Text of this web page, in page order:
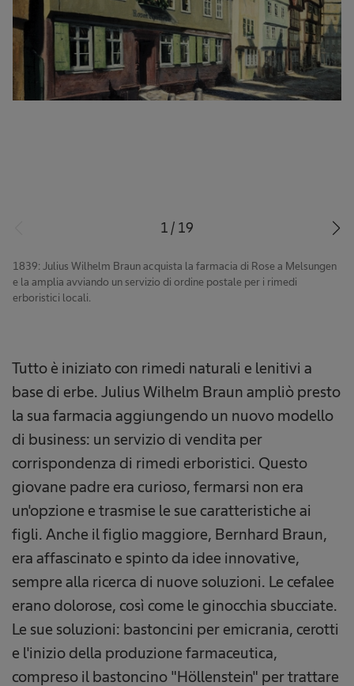
1 / 19
1839: Julius Wilhelm Braun acquista la farmacia di Rose a Melsungen
e la amplia avviando un servizio di ordine postale per i rimedi
erboristici locali.
Tutto è iniziato con rimedi naturali e lenitivi a
base di erbe. Julius Wilhelm Braun ampliò presto
la sua farmacia aggiungendo un nuovo modello
di business: un servizio di vendita per
corrispondenza di rimedi erboristici. Questo
giovane padre era curioso, fermarsi non era
un'opzione e trasmise le sue caratteristiche ai
figli. Anche il figlio maggiore, Bernhard Braun,
era affascinato e spinto da idee innovative,
sempre alla ricerca di nuove soluzioni. Le cefalee
erano dolorose, così come le ginocchia sbucciate.
Le sue soluzioni: bastoncini per emicrania, cerotti
e l'inizio della produzione farmaceutica,
compreso il bastoncino "Höllenstein" per trattare